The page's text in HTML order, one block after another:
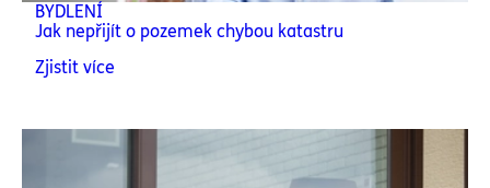
BYDLENÍ
Jak nepřijít o pozemek chybou katastru
Zjistit více